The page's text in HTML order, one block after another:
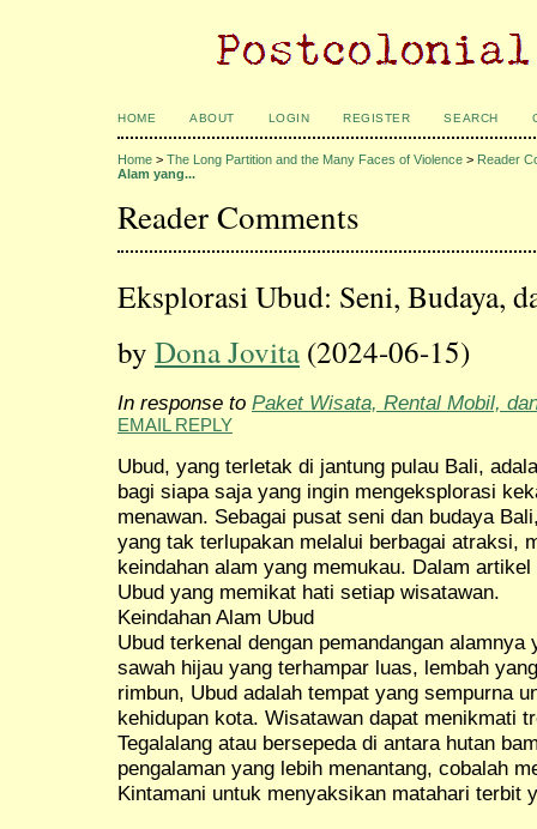
HOME ABOUT LOGIN REGISTER SEARCH
Home > The Long Partition and the Many Faces of Violence > Reader
Alam yang...
Reader Comments
Eksplorasi Ubud: Seni, Budaya,
by Dona Jovita (2024-06-15)
In response to Paket Wisata, Rental Mobil,
EMAIL REPLY
Ubud, yang terletak di jantung pulau Bali,
bagi siapa saja yang ingin mengeksplorasi
menawan. Sebagai pusat seni dan budaya
yang tak terlupakan melalui berbagai atraksi,
keindahan alam yang memukau. Dalam
Ubud yang memikat hati setiap wisatawan.
Keindahan Alam Ubud
Ubud terkenal dengan pemandangan
sawah hijau yang terhampar luas, lembah
rimbun, Ubud adalah tempat yang sempurna
kehidupan kota. Wisatawan dapat menikmati
Tegalalang atau bersepeda di antara hutan
pengalaman yang lebih menantang, cobalah
Kintamani untuk menyaksikan matahari terbit